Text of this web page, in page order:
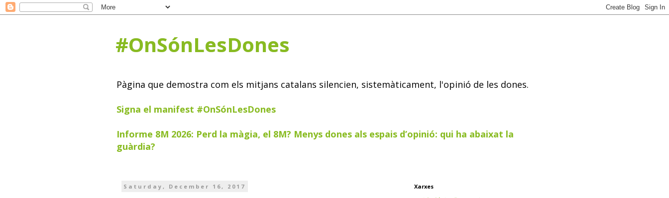
#OnSónLesDones
Pàgina que demostra com els mitjans catalans silencien, sistemàticament, l'opinió de les dones.
Signa el manifest #OnSónLesDones
Informe 8M 2026: Perd la màgia, el 8M? Menys dones als espais d’opinió: qui ha abaixat la
guàrdia?
Saturday, December 16, 2017 Xarxes